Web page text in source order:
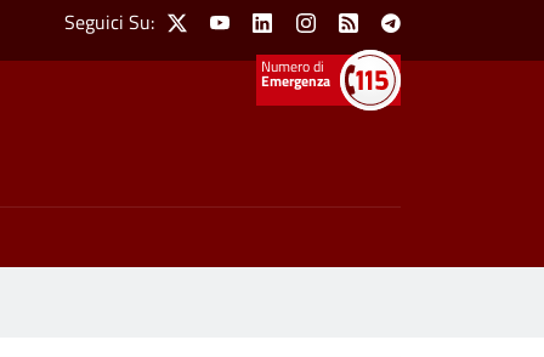
Social Menu
Seguici Su: X YoutubeLinkedinInstagram
Feed Telegram
Emergenza